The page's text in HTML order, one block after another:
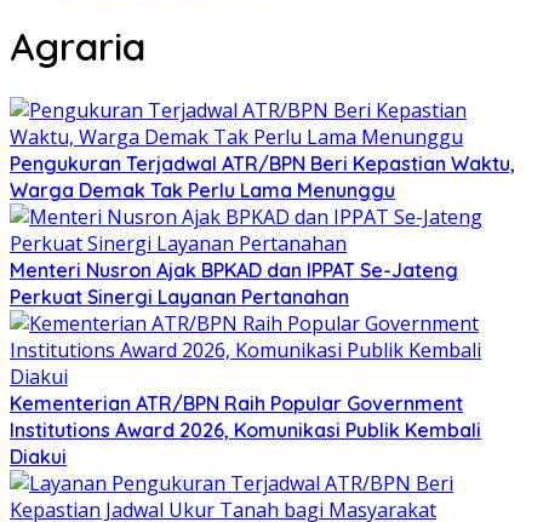
Agraria
Pengukuran Terjadwal ATR/BPN Beri Kepastian Waktu,
Warga Demak Tak Perlu Lama Menunggu
Menteri Nusron Ajak BPKAD dan IPPAT Se-Jateng
Perkuat Sinergi Layanan Pertanahan
Kementerian ATR/BPN Raih Popular Government
Institutions Award 2026, Komunikasi Publik Kembali
Diakui